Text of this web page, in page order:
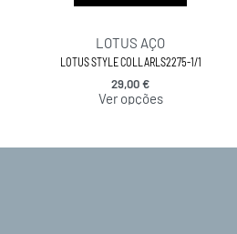
LOTUS AÇO
LOTUS STYLE COLLARLS2275-1/1
29,00€
Ver opções